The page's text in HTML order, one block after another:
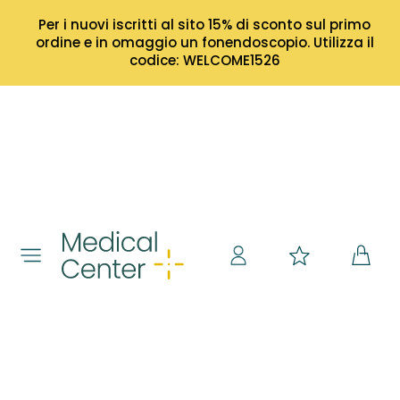
Per i nuovi iscritti al sito 15% di sconto sul primo
ordine e in omaggio un fonendoscopio. Utilizza il
codice: WELCOME1526